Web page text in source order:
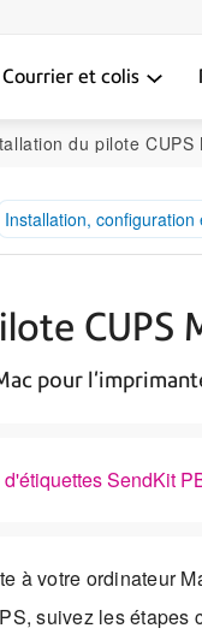
Courrier et colis
du pilote CUPS Mac
Installation, configuration
CUPS
pour
SendKit
à votre ordinateur
suivez les étapes